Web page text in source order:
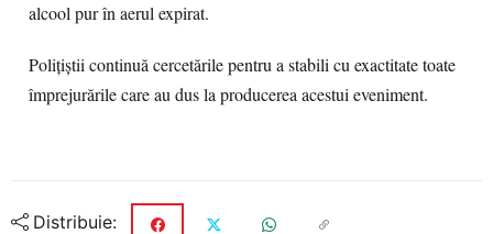
alcool pur în aerul expirat.
Polițiștii continuă cercetările pentru a stabili cu exactitate toate
împrejurările care au dus la producerea acestui eveniment.
Distribuie: